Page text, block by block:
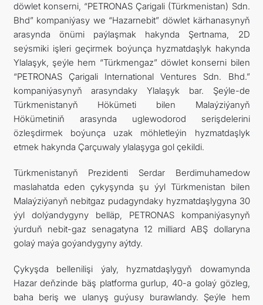
döwlet konserni, “PETRONAS Çarigali (Türkmenistan) Sdn.
Bhd” kompaniýasy we “Hazarnebit” döwlet kärhanasynyň
arasynda önümi paýlaşmak hakynda Şertnama, 2D
seýsmiki işleri geçirmek boýunça hyzmatdaşlyk hakynda
Ylalaşyk, şeýle hem “Türkmengaz” döwlet konserni bilen
“PETRONAS Çarigali International Ventures Sdn. Bhd.”
kompaniýasynyň arasyndaky Ylalaşyk bar. Şeýle-de
Türkmenistanyň Hökümeti bilen Malaýziýanyň
Hökümetiniň arasynda uglewodorod serişdelerini
özleşdirmek boýunça uzak möhletleýin hyzmatdaşlyk
etmek hakynda Çarçuwaly ylalaşyga gol çekildi.
Türkmenistanyň Prezidenti Serdar Berdimuhamedow
maslahatda eden çykyşynda şu ýyl Türkmenistan bilen
Malaýziýanyň nebitgaz pudagyndaky hyzmatdaşlygyna 30
ýyl dolýandygyny belläp, PETRONAS kompaniýasynyň
ýurduň nebit-gaz senagatyna 12 milliard ABŞ dollaryna
golaý maýa goýandygyny aýtdy.
Çykyşda bellenilişi ýaly, hyzmatdaşlygyň dowamynda
Hazar deňzinde bäş platforma gurlup, 40-a golaý gözleg,
baha beriş we ulanyş guýusy burawlandy. Şeýle hem